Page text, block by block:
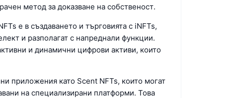
метод за доказване на собственост.
е в създаването и търговията с iNFTs,
и разполагат с напреднали функции.
и динамични цифрови активи, които
приложения като Scent NFTs, които могат
на специализирани платформи. Това